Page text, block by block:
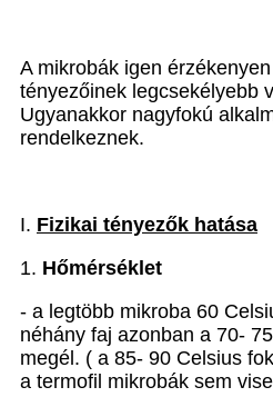
A mikrobák igen
tényezőinek legcsekélyebb
Ugyanakkor nagyfokú
rendelkeznek.
I. Fizikai tényezők hatása
1. Hőmérséklet
- a legtöbb mikroba 60
néhány faj azonban a 70-
megél. ( a 85- 90 Celsius
a termofil mikrobák sem